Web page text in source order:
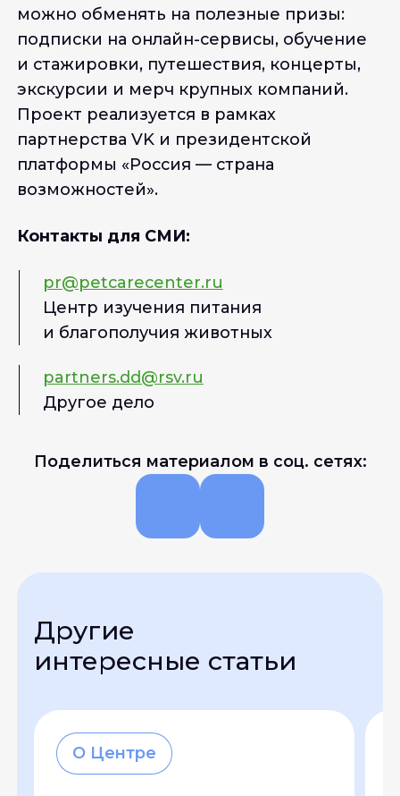
можно обменять на полезные призы:
подписки на онлайн-сервисы, обучение
и стажировки, путешествия, концерты,
экскурсии и мерч крупных компаний.
Проект реализуется в рамках
партнерства VK и президентской
платформы «Россия — страна
возможностей».
Контакты для СМИ:
pr@petcarecenter.ru
Центр изучения питания
и благополучия животных
partners.dd@rsv.ru
Другое дело
Поделиться материалом в соц. сетях:
Другие
интересные статьи
О Центре